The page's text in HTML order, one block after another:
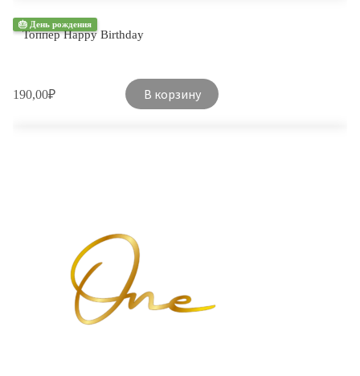
🎂 День рождения
Топпер Happy Birthday
190,00₽ В корзину